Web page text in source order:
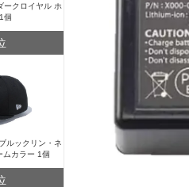
ークロイヤル ホ
個
ルックリン・ネ
ムカラー 1個